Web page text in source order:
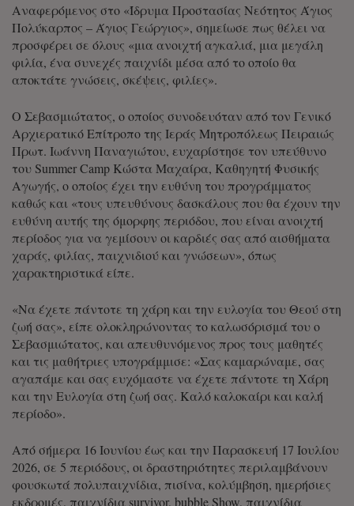
Αναφερόμενος στο «Ίδρυμα Προστασίας Νεότητος Άγιος
Πολύκαρπος – Άγιος Γεώργιος», σημείωσε πως θέλει να
προσφέρει σε όλους «μια ανοιχτή αγκαλιά, μια μεγάλη
φιλία, ένα συνεχές παιχνίδι μέσα από το οποίο θα
αποκτάτε γνώσεις, σκέψεις, φιλίες».
Ο Σεβασμιώτατος, ο οποίος συνοδευόταν από τον Γενικό
Αρχιερατικό Επίτροπο της Ιεράς Μητροπόλεως Πειραιώς
Πρωτ. Ιωάννη Παναγιώτου, ευχαρίστησε τον υπεύθυνο
του Summer Camp Κώστα Μαχαίρα, Καθηγητή Φυσικής
Αγωγής, ο οποίος έχει την ευθύνη του προγράμματος
καθώς και «τους υπευθύνους δασκάλους που θα έχουν την
ευθύνη αυτής της όμορφης περιόδου, που είναι ανοιχτή
περίοδος για να γεμίσουν οι καρδιές σας από αισθήματα
χαράς, φιλίας, παιχνιδιού και γνώσεων», όπως
χαρακτηριστικά είπε.
«Να έχετε πάντοτε τη χάρη και την ευλογία του Θεού στη
ζωή σας», είπε ολοκληρώνοντας το καλωσόρισμά του ο
Σεβασμιώτατος, και απευθυνόμενος προς τους μαθητές
και τις μαθήτριες υπογράμμισε: «Σας καμαρώναμε, σας
αγαπάμε και σας ευχόμαστε να έχετε πάντοτε τη Χάρη
και την Ευλογία στη ζωή σας. Καλό καλοκαίρι και καλή
περίοδο».
Από σήμερα 16 Ιουνίου έως και την Παρασκευή 17 Ιουλίου
2026, σε 5 περιόδους, οι δραστηριότητες περιλαμβάνουν
φουσκωτά πολυπαιχνίδια, πισίνα, κολύμβηση, ημερήσιες
εκδρομές, παιχνίδια survivor, bubble Show, παιχνίδια